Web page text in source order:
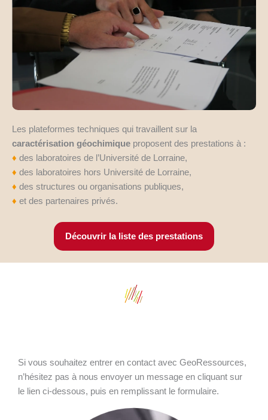
Les plateformes techniques qui travaillent sur la
caractérisation géochimique proposent des prestations à :
♦ des laboratoires de l’Université de Lorraine,
♦ des laboratoires hors Université de Lorraine,
♦ des structures ou organisations publiques,
♦ et des partenaires privés.
Découvrir la liste des prestations
Si vous souhaitez entrer en contact avec GeoRessources,
n’hésitez pas à nous envoyer un message en cliquant sur
le lien ci-dessous, puis en remplissant le formulaire.